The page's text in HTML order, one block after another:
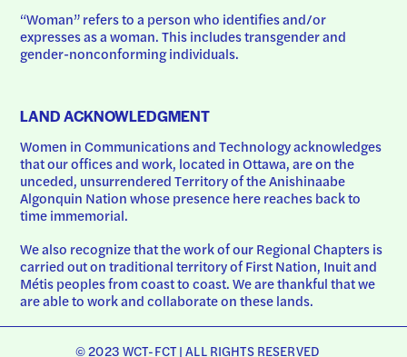
“Woman” refers to a person who identifies and/or
expresses as a woman. This includes transgender and
gender-nonconforming individuals.
LAND ACKNOWLEDGMENT
Women in Communications and Technology acknowledges
that our offices and work, located in Ottawa, are on the
unceded, unsurrendered Territory of the Anishinaabe
Algonquin Nation whose presence here reaches back to
time immemorial.
We also recognize that the work of our Regional Chapters is
carried out on traditional territory of First Nation, Inuit and
Métis peoples from coast to coast. We are thankful that we
are able to work and collaborate on these lands.
© 2023 WCT-FCT | ALL RIGHTS RESERVED